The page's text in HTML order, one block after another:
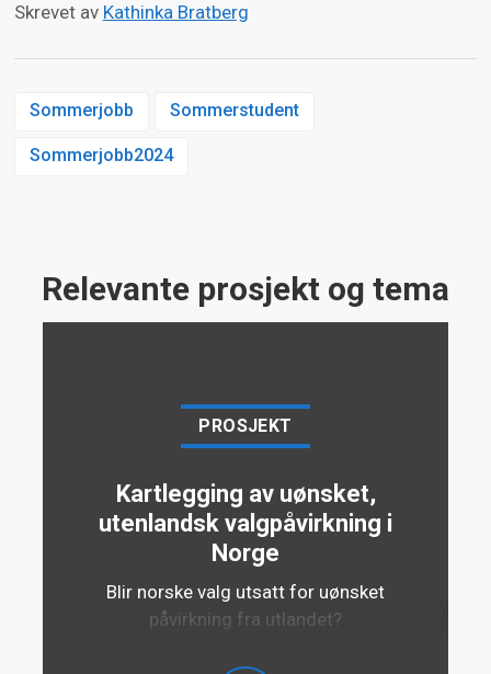
Skrevet av Kathinka Bratberg
Sommerjobb Sommerstudent
Sommerjobb2024
Relevante prosjekt og tema
PROSJEKT
Kartlegging av uønsket,
utenlandsk valgpåvirkning i
Norge
Blir norske valg utsatt for uønsket
påvirkning fra utlandet?